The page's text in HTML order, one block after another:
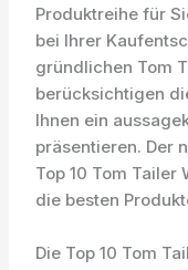
Produktreihe für
bei Ihrer
gründlichen Tom
berücksichtigen
Ihnen ein
präsentieren. Der
Top 10 Tom
die besten
Die Top 10 Tom